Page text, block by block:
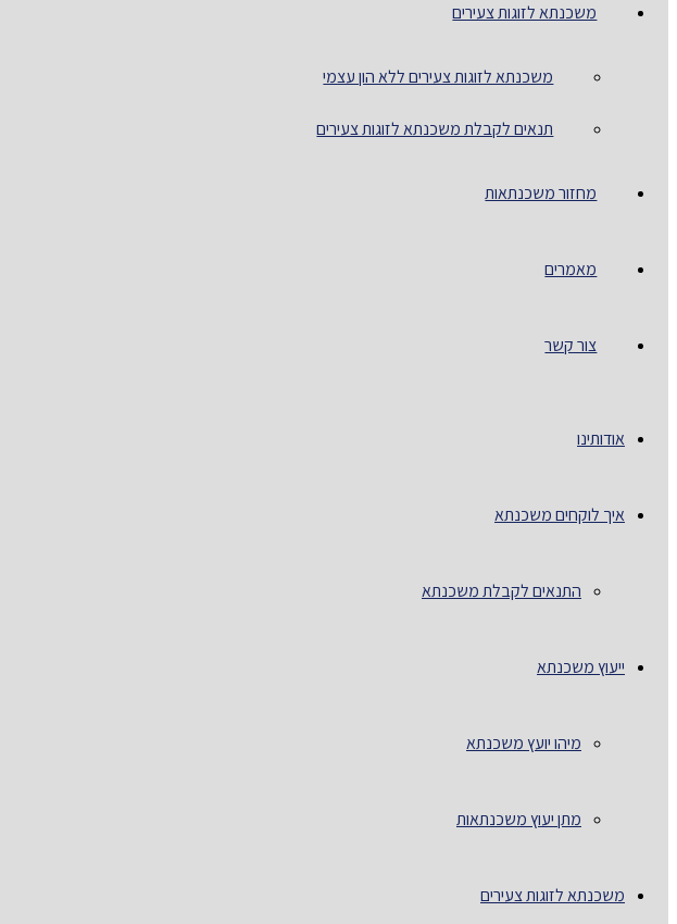
משכנתא לזוגות צעירים
משכנתא לזוגות צעירים ללא הון עצמי
תנאים לקבלת משכנתא לזוגות צעירים
מחזור משכנתאות
מאמרים
צור קשר
אודותינו
איך לוקחים משכנתא
התנאים לקבלת משכנתא
ייעוץ משכנתא
מיהו יועץ משכנתא
מתן יעוץ משכנתאות
משכנתא לזוגות צעירים